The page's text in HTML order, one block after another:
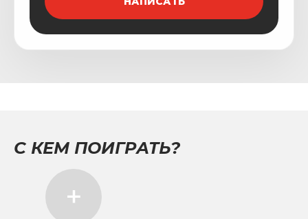
С КЕМ ПОИГРАТЬ?